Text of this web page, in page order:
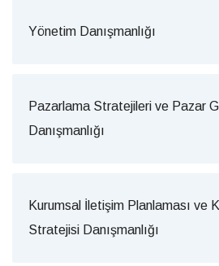
Yönetim Danışmanlığı
Pazarlama Stratejileri ve Pazar
Danışmanlığı
Kurumsal İletişim Planlaması ve
Stratejisi Danışmanlığı